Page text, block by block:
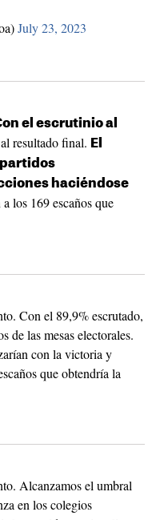
July 23, 2023
el escrutinio al
resultado final. El
partidos
haciéndose
los 169 escaños que
Con el 89,9% escrutado,
de las mesas electorales.
con la victoria y
que obtendría la
Alcanzamos el umbral
en los colegios